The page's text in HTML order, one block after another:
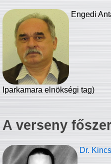
Engedi
Iparkamara elnökségi tag)
A verseny
Dr.